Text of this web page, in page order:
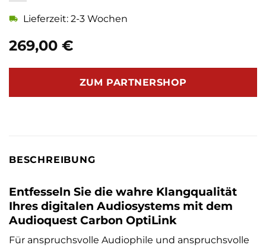
269,00 €
Lieferzeit: 2-3 Wochen
ZUM PARTNERSHOP
BESCHREIBUNG
Entfesseln Sie die wahre Klangqualität
Ihres digitalen Audiosystems mit dem
Audioquest Carbon OptiLink
Für anspruchsvolle Audiophile und anspruchsvolle